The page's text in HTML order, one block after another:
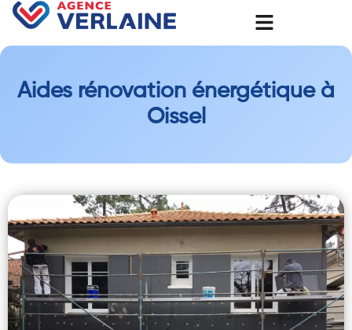
Aides rénovation énergétique à
Oissel